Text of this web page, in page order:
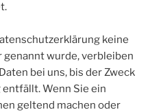
keine
wurde, verbleiben
bei uns, bis der Zweck
Wenn Sie ein
geltend machen oder